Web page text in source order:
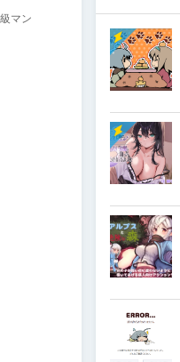
マン